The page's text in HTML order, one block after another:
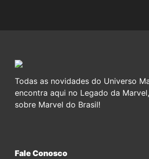
Todas as novidades do Universo
encontra aqui no Legado da
sobre Marvel do Brasil!
Fale Conosco